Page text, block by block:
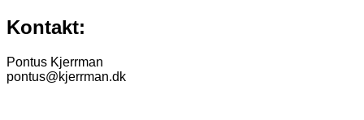
Kontakt:
Pontus Kjerrman
pontus@kjerrman.dk